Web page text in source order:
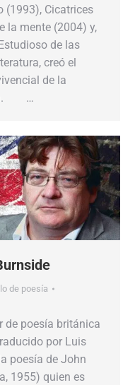
(1993), Cicatrices
la mente (2004) y,
de las
creó el
de la
…
de poesía
de poesía británica
por Luis
poesía de John
1955) quien es